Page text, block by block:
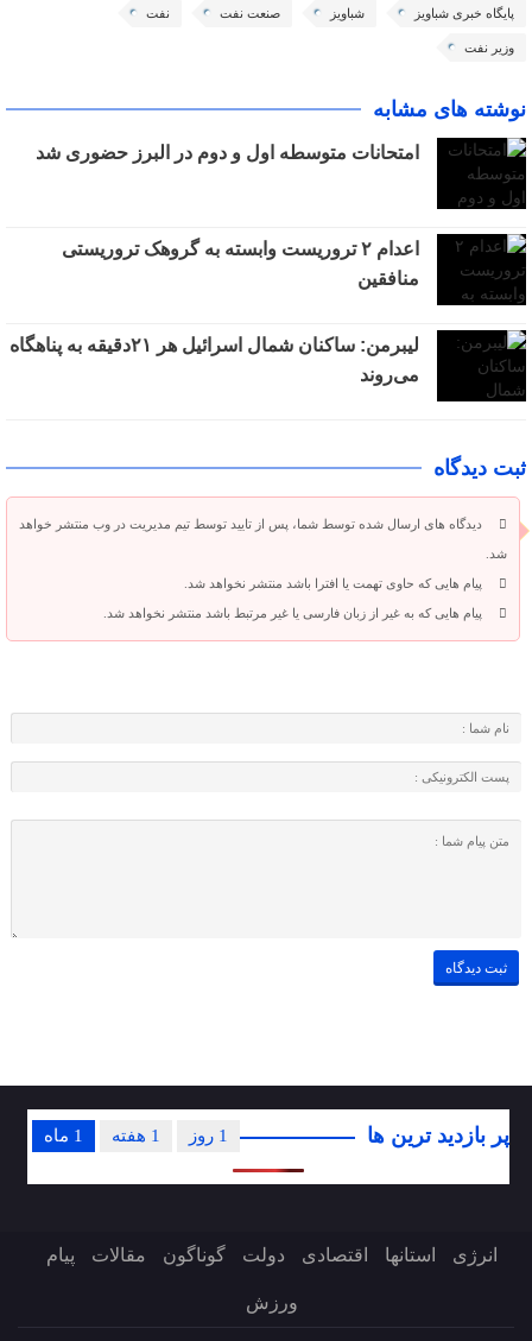
پایگاه خبری شباویز شباویز صنعت نفت نفت
وزیر نفت
نوشته های مشابه
امتحانات متوسطه اول و دوم در البرز حضوری شد
اعدام ۲ تروریست وابسته به گروهک تروریستی
منافقین
لیبرمن: ساکنان شمال اسرائیل هر ۲۱دقیقه به پناهگاه
می‌روند
ثبت دیدگاه
دیدگاه های ارسال شده توسط شما، پس از تایید توسط تیم مدیریت در وب منتشر خواهد
شد.
پیام هایی که حاوی تهمت یا افترا باشد منتشر نخواهد شد.
پیام هایی که به غیر از زبان فارسی یا غیر مرتبط باشد منتشر نخواهد شد.
پر بازدید ترین ها 1 ماه 1 هفته 1 روز
انرژی استانها اقتصادی دولت گوناگون مقالات پیام
ورزش